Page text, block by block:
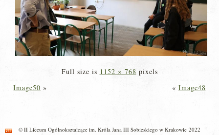
Full size is 1152 × 768 pixels
Image50 » « Image48
© II Liceum Ogólnokształcące im. Króla Jana III Sobieskiego w Krakowie 2022